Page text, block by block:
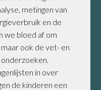
metingen van
en de
we bloed af om
ook de vet- en
in over
de kinderen een